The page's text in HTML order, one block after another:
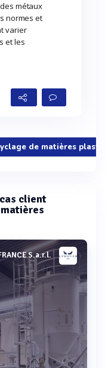
métaux
normes et
varier
et les
de matières
client
S.a.r.l.